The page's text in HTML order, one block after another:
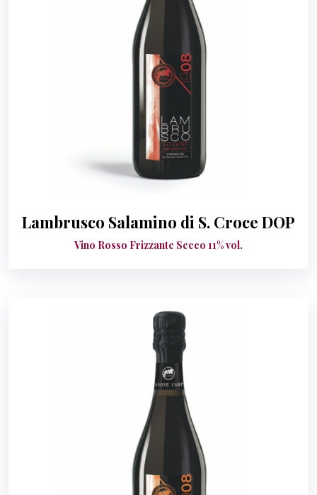
Lambrusco Salamino di S. Croce DOP
Vino Rosso Frizzante Secco 11% vol.